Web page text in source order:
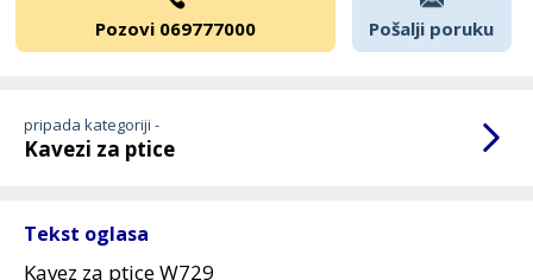
Pozovi 069777000 Pošalji poruku
pripada kategoriji -
Kavezi za ptice
Tekst oglasa
Kavez za ptice W729